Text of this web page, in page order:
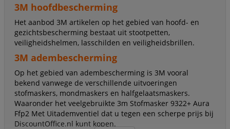
3M hoofdbescherming
Het aanbod 3M artikelen op het gebied van hoofd- en
gezichtsbescherming bestaat uit stootpetten,
veiligheidshelmen, lasschilden en veiligheidsbrillen.
3M adembescherming
Op het gebied van adembescherming is 3M vooral
bekend vanwege de verschillende uitvoeringen
stofmaskers, mondmaskers en halfgelaatsmaskers.
Waaronder het veelgebruikte 3m Stofmasker 9322+ Aura
Ffp2 Met Uitademventiel dat u tegen een scherpe prijs bij
DiscountOffice.nl kunt kopen.